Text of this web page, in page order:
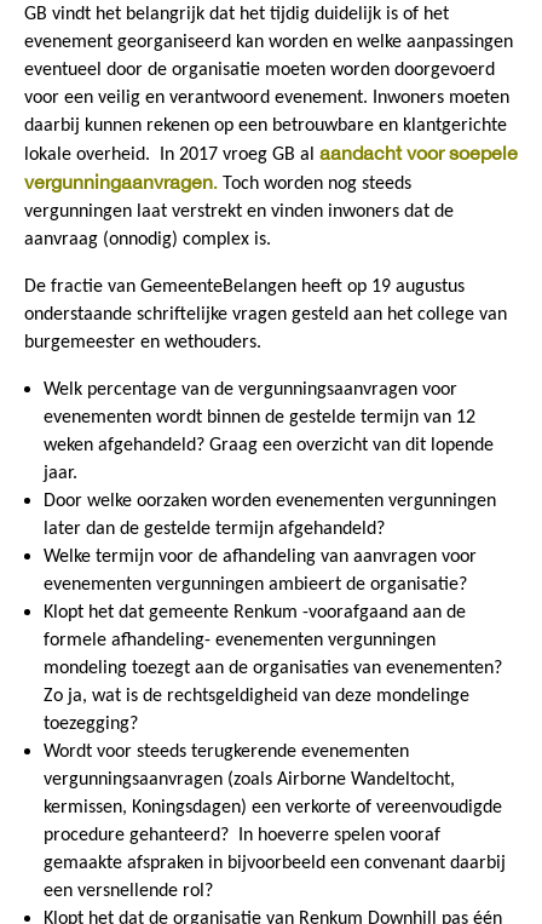
GB vindt het belangrijk dat het tijdig duidelijk is of het
evenement georganiseerd kan worden en welke aanpassingen
eventueel door de organisatie moeten worden doorgevoerd
voor een veilig en verantwoord evenement. Inwoners moeten
daarbij kunnen rekenen op een betrouwbare en klantgerichte
lokale overheid. In 2017 vroeg GB al aandacht voor soepele
vergunningaanvragen. Toch worden nog steeds
vergunningen laat verstrekt en vinden inwoners dat de
aanvraag (onnodig) complex is.
De fractie van GemeenteBelangen heeft op 19 augustus
onderstaande schriftelijke vragen gesteld aan het college van
burgemeester en wethouders.
Welk percentage van de vergunningsaanvragen voor
evenementen wordt binnen de gestelde termijn van 12
weken afgehandeld? Graag een overzicht van dit lopende
jaar.
Door welke oorzaken worden evenementen vergunningen
later dan de gestelde termijn afgehandeld?
Welke termijn voor de afhandeling van aanvragen voor
evenementen vergunningen ambieert de organisatie?
Klopt het dat gemeente Renkum -voorafgaand aan de
formele afhandeling- evenementen vergunningen
mondeling toezegt aan de organisaties van evenementen?
Zo ja, wat is de rechtsgeldigheid van deze mondelinge
toezegging?
Wordt voor steeds terugkerende evenementen
vergunningsaanvragen (zoals Airborne Wandeltocht,
kermissen, Koningsdagen) een verkorte of vereenvoudigde
procedure gehanteerd?
In hoeverre spelen vooraf
gemaakte afspraken in bijvoorbeeld een convenant daarbij
een versnellende rol?
Klopt het dat de organisatie van Renkum Downhill pas één